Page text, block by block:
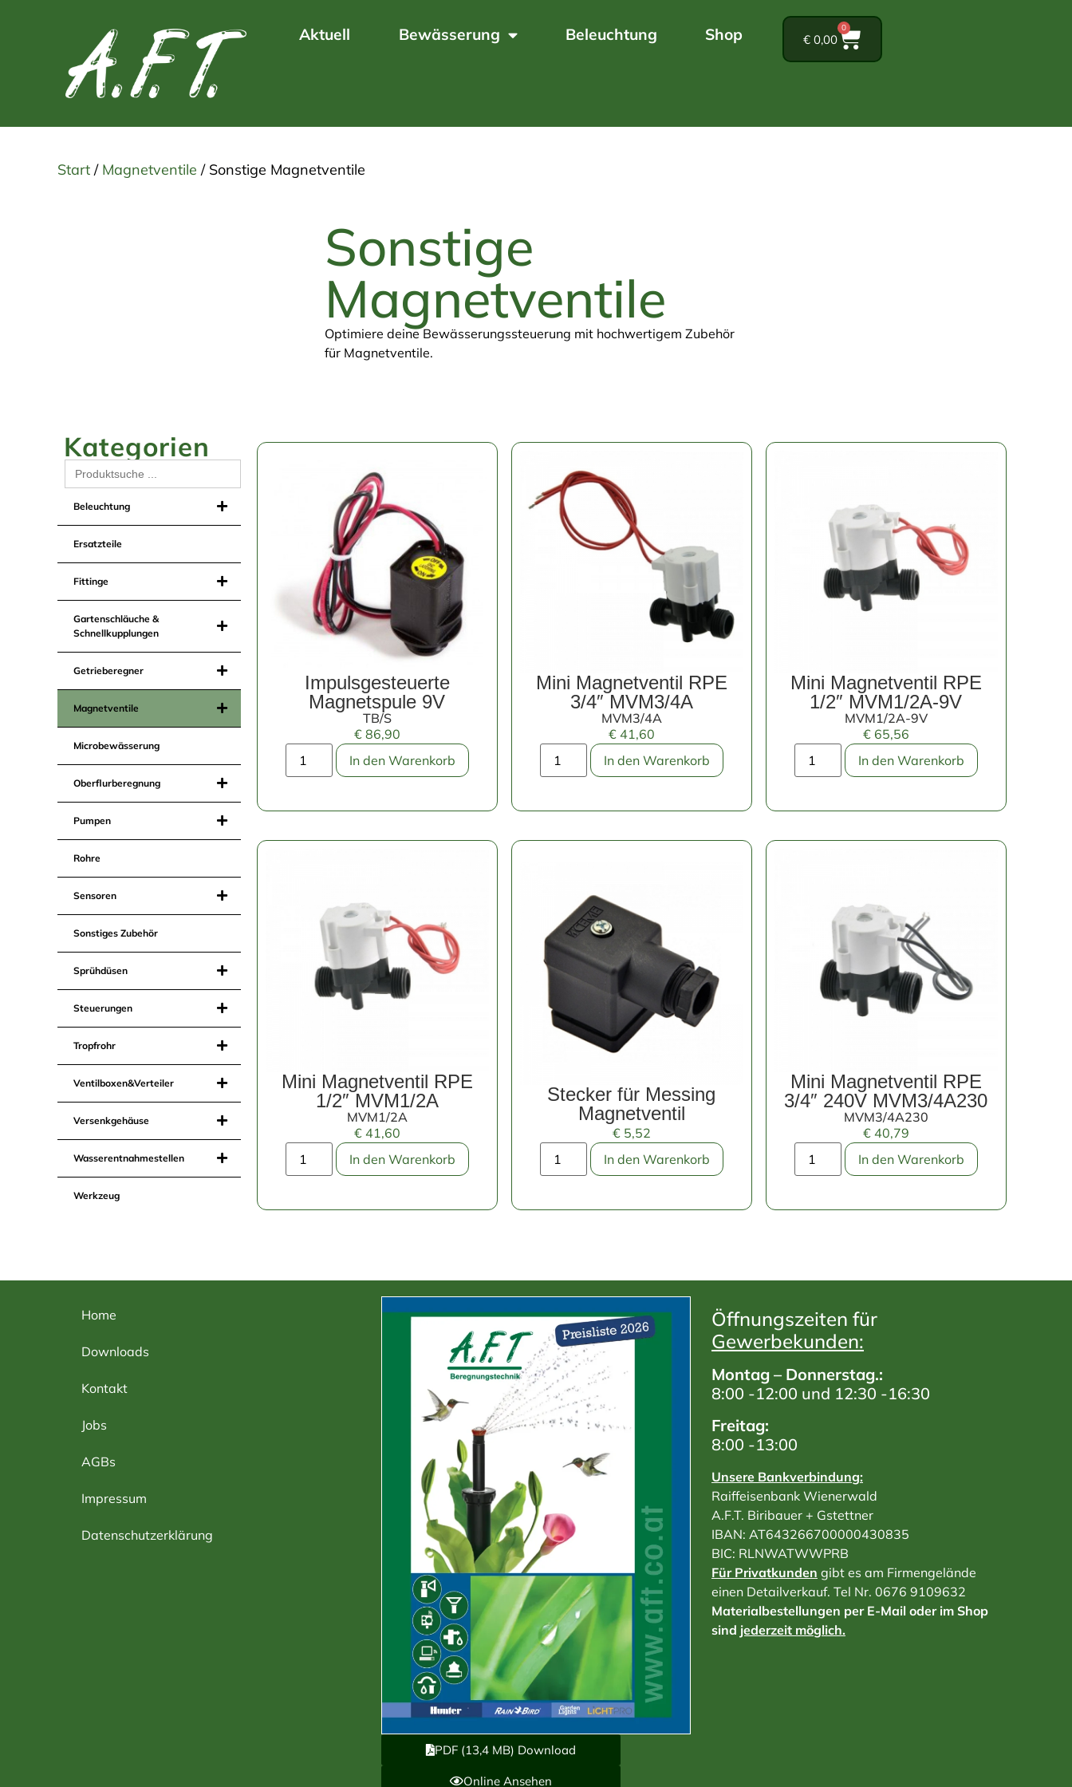
Aktuell Bewässerung Beleuchtung Shop € 0,00
0
Start / Magnetventile / Sonstige Magnetventile
Sonstige
Magnetventile
Optimiere deine Bewässerungssteuerung mit hochwertigem Zubehör
für Magnetventile.
Kategorien
Search
for:
Beleuchtung
Ersatzteile
Fittinge
Gartenschläuche &
Schnellkupplungen
Getrieberegner
Magnetventile
Microbewässerung
Oberflurberegnung
Pumpen
Rohre
Sensoren
Sonstiges Zubehör
Sprühdüsen
Steuerungen
Tropfrohr
Ventilboxen&Verteiler
Versenkgehäuse
Wasserentnahmestellen
Werkzeug
Impulsgesteuerte
Magnetspule 9V
TB/S
€86,90
In den Warenkorb
Mini Magnetventil RPE
3/4″ MVM3/4A
MVM3/4A
€41,60
In den Warenkorb
Mini Magnetventil RPE
1/2″ MVM1/2A-9V
MVM1/2A-9V
€65,56
In den Warenkorb
Mini Magnetventil RPE
1/2″ MVM1/2A
MVM1/2A
€41,60
In den Warenkorb
Stecker für Messing
Magnetventil
€5,52
In den Warenkorb
Mini Magnetventil RPE
3/4″ 240V MVM3/4A230
MVM3/4A230
€40,79
In den Warenkorb
Home
Downloads
Kontakt
Jobs
AGBs
Impressum
Datenschutzerklärung
PDF (13,4 MB) Download
Online Ansehen
Öffnungszeiten für
Gewerbekunden:
Montag – Donnerstag.:
8:00 -12:00 und 12:30 -16:30
Freitag:
8:00 -13:00
Unsere Bankverbindung:
Raiffeisenbank Wienerwald
A.F.T. Biribauer + Gstettner
IBAN: AT643266700000430835
BIC: RLNWATWWPRB
Für Privatkunden gibt es am Firmengelände
einen Detailverkauf. Tel Nr. 0676 9109632
Materialbestellungen per E-Mail oder im Shop
sind jederzeit möglich.